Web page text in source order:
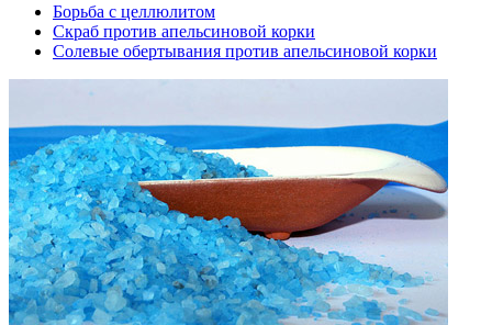
Борьба с целлюлитом
Скраб против апельсиновой корки
Солевые обертывания против апельсиновой корки